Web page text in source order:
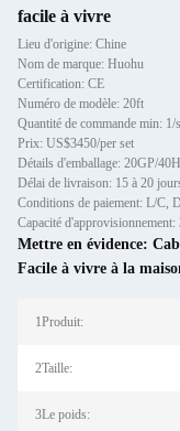
facile à vivre
Lieu d'origine: Chine
Nom de marque: Huohu
Certification: CE
Numéro de modèle: 20ft
Quantité de commande min: 1/
Prix: US$3450/per set
Détails d'emballage: 20GP/
Délai de livraison: 15 à 20
Conditions de paiement: L/C,
Capacité d'approvisionnement:
Mettre en évidence:
Facile à vivre à la
1Produit:
2Taille:
3Le poids: